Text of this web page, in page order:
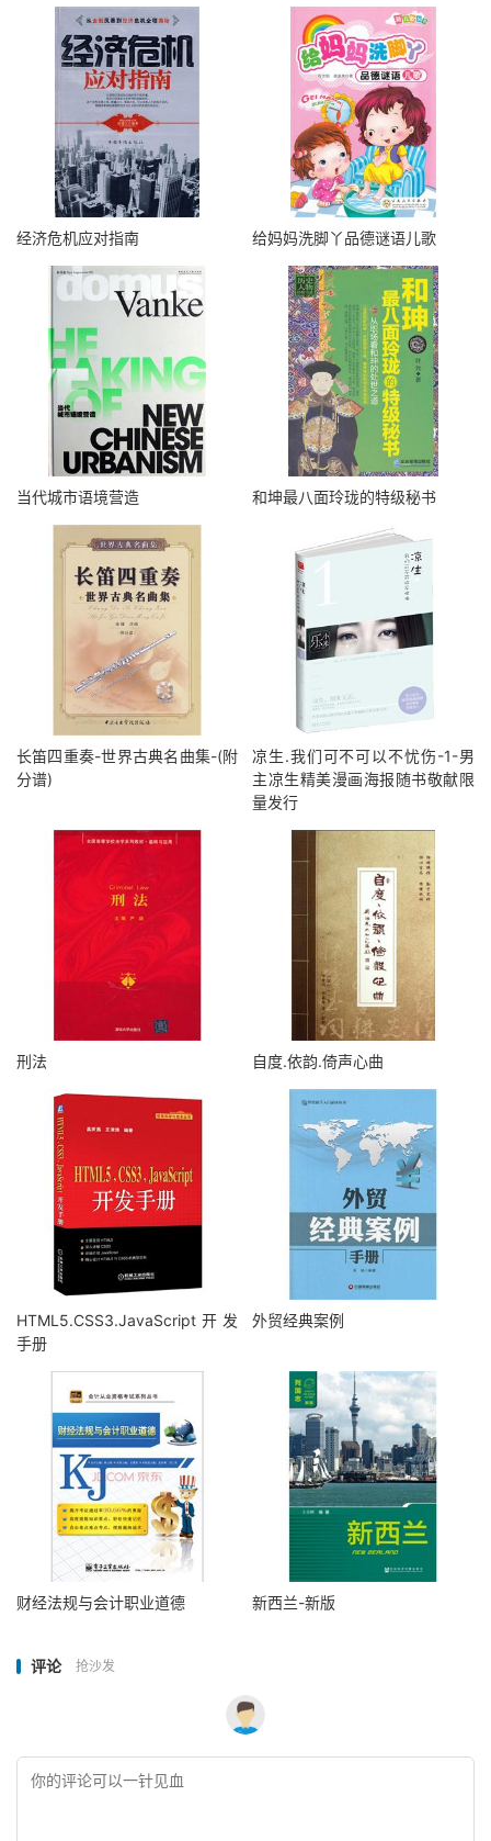
经济危机应对指南 给妈妈洗脚丫品德谜语儿歌
当代城市语境营造 和坤最八面玲珑的特级秘书
长笛四重奏-世界古典名曲集-(附
分谱)
凉生.我们可不可以不忧伤-1-男
主凉生精美漫画海报随书敬献限
量发行
刑法 自度.依韵.倚声心曲
HTML5.CSS3.JavaScript开发
手册
外贸经典案例
财经法规与会计职业道德 新西兰-新版
评论 抢沙发